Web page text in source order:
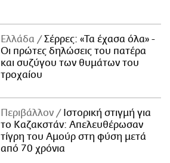
Ελλάδα
Σέρρες: «Τα έχασα όλα» -
Οι πρώτες δηλώσεις του πατέρα
και συζύγου των θυμάτων του
τροχαίου
Περιβάλλον
Ιστορική στιγμή για
το Καζακστάν: Απελευθέρωσαν
τίγρη του Αμούρ στη φύση μετά
από 70 χρόνια